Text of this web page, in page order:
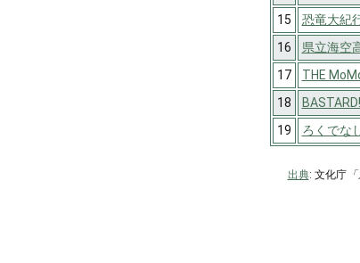
15
恐竜大紀
16
県立海空
17
THE
18
19
ろくでな
出典: 文化庁「